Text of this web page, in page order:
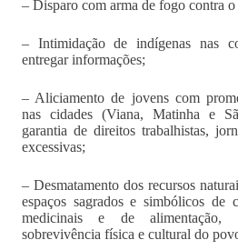
– Disparo com arma de fogo contra o
– Intimidação de indígenas nas
entregar informações;
– Aliciamento de jovens com
nas cidades (Viana, Matinha e
garantia de direitos trabalhistas,
excessivas;
– Desmatamento dos recursos
espaços sagrados e simbólicos de
medicinais e de alimentação,
sobrevivência física e cultural do